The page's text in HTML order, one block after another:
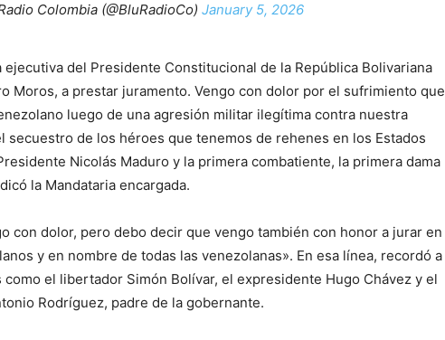
Colombia (@BluRadioCo) January 5, 2026
del Presidente Constitucional de la República Bolivariana
Moros, a prestar juramento. Vengo con dolor por el sufrimiento que
luego de una agresión militar ilegítima contra nuestra
secuestro de los héroes que tenemos de rehenes en los Estados
Nicolás Maduro y la primera combatiente, la primera dama
la Mandataria encargada.
con dolor, pero debo decir que vengo también con honor a jurar en
y en nombre de todas las venezolanas». En esa línea, recordó a
el libertador Simón Bolívar, el expresidente Hugo Chávez y el
Rodríguez, padre de la gobernante.